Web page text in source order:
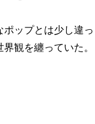
ップとは少し違っ
観を纏っていた。